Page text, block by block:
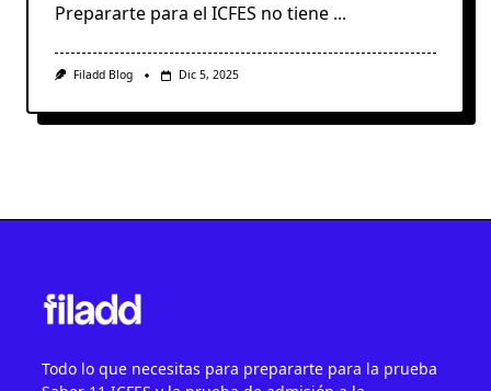
Prepararte para el ICFES no tiene ...
Filadd Blog Dic 5, 2025
Todo lo que necesitas para prepararte para la prueba